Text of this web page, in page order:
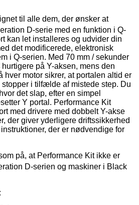
til alle dem, der ønsker at
D-serie med en funktion i Q-
kan let installeres og udvider din
det modificerede, elektronisk
i Q-serien. Med 70 mm / sekunder
på Y-aksen, mens den
hver motor sikrer, at portalen altid er
i tilfælde af mistede step. Du
det slap, efter en simpel
Y portal. Performance Kit
med drivere med dobbelt Y-akse
der giver yderligere driftssikkerhed
der er nødvendige for
på, at Performance Kit ikke er
D-serien og maskiner i Black